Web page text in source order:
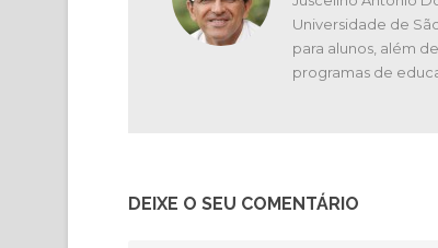
Universidade de
para alunos, além
programas de
DEIXE O SEU COMENTÁRIO